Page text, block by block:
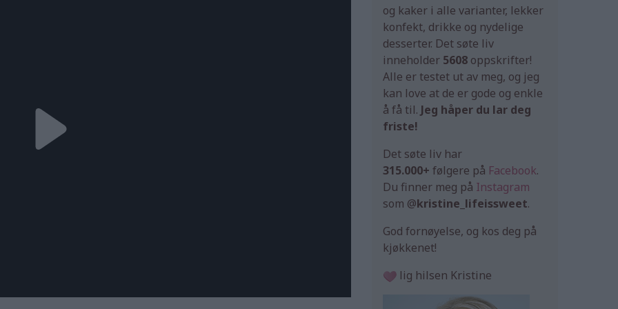
og kaker i alle varianter, lekker
konfekt, drikke og nydelige
desserter. Det søte liv
inneholder 5608 oppskrifter!
Alle er testet ut av meg, og jeg
kan love at de er gode og enkle
å få til. Jeg håper du lar deg
friste!
Det søte liv har
315.000+ følgere på Facebook.
Du finner meg på Instagram
som @kristine_lifeissweet.
God fornøyelse, og kos deg på
kjøkkenet!
lig hilsen Kristine